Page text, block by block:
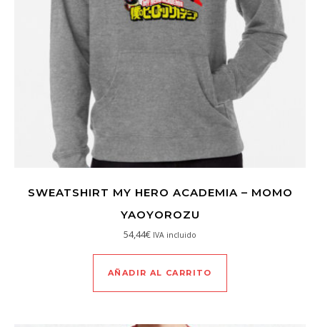
SWEATSHIRT MY HERO ACADEMIA – MOMO
YAOYOROZU
54,44€ IVA incluido
AÑADIR AL CARRITO